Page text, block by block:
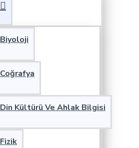
Biyoloji
Coğrafya
Din Kültürü Ve Ahlak Bilgisi
Fizik